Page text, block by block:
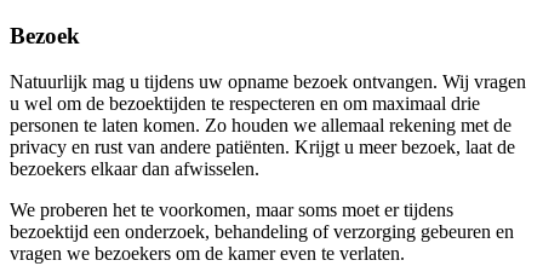
Bezoek
Natuurlijk mag u tijdens uw opname bezoek ontvangen. Wij vragen
u wel om de bezoektijden te respecteren en om maximaal drie
personen te laten komen. Zo houden we allemaal rekening met de
privacy en rust van andere patiënten. Krijgt u meer bezoek, laat de
bezoekers elkaar dan afwisselen.
We proberen het te voorkomen, maar soms moet er tijdens
bezoektijd een onderzoek, behandeling of verzorging gebeuren en
vragen we bezoekers om de kamer even te verlaten.